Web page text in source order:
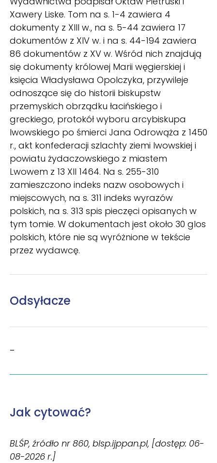
Xawery Liske. Tom na s. 1-4 zawiera 4
dokumenty z XIII w., na s. 5-44 zawiera 17
dokumentów z XIV w. i na s. 44-194 zawiera
86 dokumentów z XV w. Wśród nich znajdują
się dokumenty królowej Marii węgierskiej i
księcia Władysława Opolczyka, przywileje
odnoszące się do historii biskupstw
przemyskich obrządku łacińskiego i
greckiego, protokół wyboru arcybiskupa
lwowskiego po śmierci Jana Odrowąża z 1450
r., akt konfederacji szlachty ziemi lwowskiej i
powiatu żydaczowskiego z miastem
Lwowem z 13 XII 1464. Na s. 255-310
zamieszczono indeks nazw osobowych i
miejscowych, na s. 311 indeks wyrazów
polskich, na s. 313 spis pieczęci opisanych w
tym tomie. W dokumentach jest około 30 glos
polskich, które nie są wyróżnione w tekście
przez wydawcę.
Odsyłacze
–
Jak cytować?
BLŚP, źródło nr 860, blsp.ijppan.pl, [dostęp: 06-
08-2026 r.]